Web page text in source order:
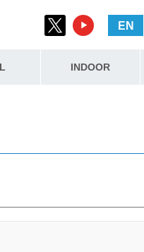
EN
INDOOR